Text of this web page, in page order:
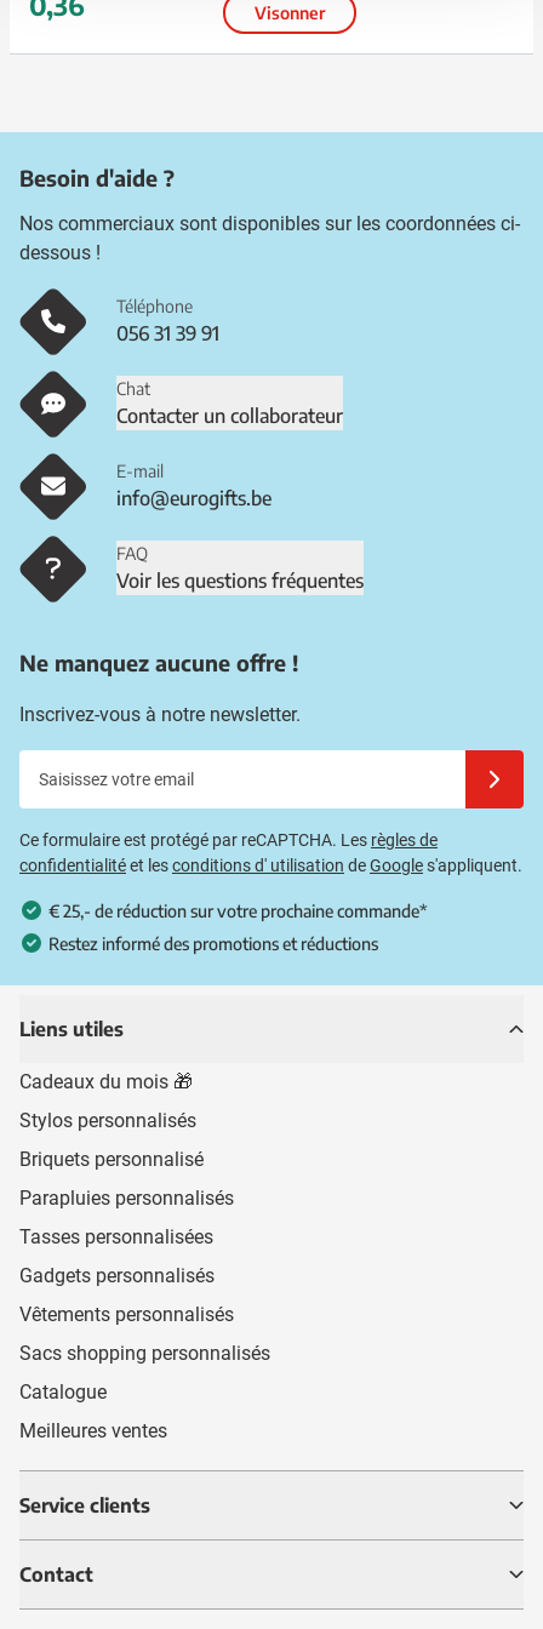
Visonner
Besoin d'aide ?
Nos commerciaux sont disponibles sur les coordonnées ci-
dessous !
Téléphone
056 31 39 91
Chat
Contacter un collaborateur
E-mail
info@eurogifts.be
FAQ
Voir les questions fréquentes
Ne manquez aucune offre !
Inscrivez-vous à notre newsletter.
Ce formulaire est protégé par reCAPTCHA. Les règles de
confidentialitéet lesconditions d' utilisation deGoogles'appliquent.
€ 25,- de réduction sur votre prochaine commande*
Restez informé des promotions et réductions
Liens utiles
Cadeaux du mois 🎁
Stylos personnalisés
Briquets personnalisé
Parapluies personnalisés
Tasses personnalisées
Gadgets personnalisés
Vêtements personnalisés
Sacs shopping personnalisés
Catalogue
Meilleures ventes
Service clients
Contact